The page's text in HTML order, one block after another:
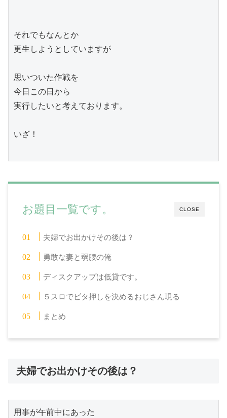
それでもなんとか
更生しようとしていますが
思いついた作戦を
今日この日から
実行したいと考えております。
いざ！
CLOSE
お題目一覧です。
夫婦でお出かけその後は？
勇敢な妻と弱腰の俺
ディスクアップは低貸です。
５スロでビタ押しを決めるおじさん現る
まとめ
夫婦でお出かけその後は？
用事が午前中にあった